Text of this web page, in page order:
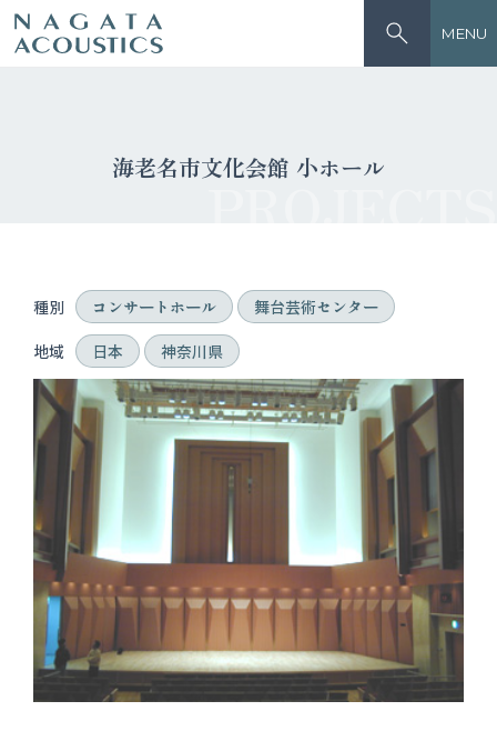
MENU
海老名市文化会館 小ホール
PROJECTS
種別 コンサートホール
舞台芸術センター
地域
日本 神奈川県